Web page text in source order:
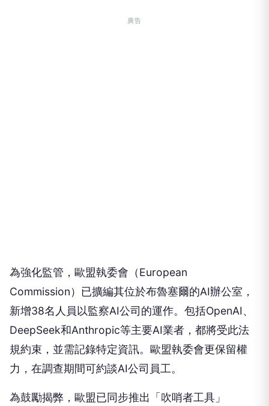
廣告
為強化監管，歐盟執委會（European
Commission）已擴編其位於布魯塞爾的AI辦公室，
新增38名人員以監察AI公司的運作。包括OpenAI、
DeepSeek和Anthropic等主要AI業者，都將受此法
規約束，並需記錄特定資訊。歐盟執委會更保留權
力，在調查期間可約談AI公司員工。
為鼓勵揭弊，歐盟已同步推出「吹哨者工具」